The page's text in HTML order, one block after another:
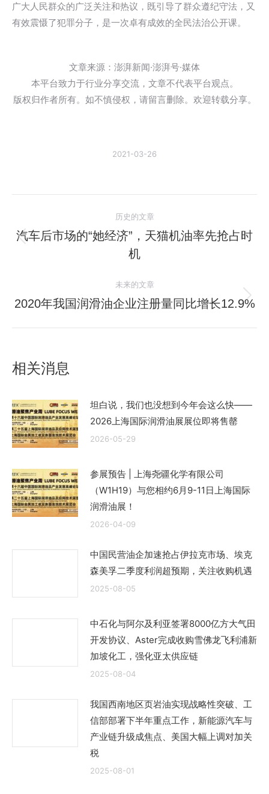
广大人民群众的广泛关注和热议，既引导了群众遵纪守法，又
有效震慑了犯罪分子，是一次卓有成效的全民法治公开课。
文章来源：澎湃新闻·澎湃号·媒体
本平台致力于行业分享交流，文章不代表平台观点。
版权归作者所有。如不慎侵权，请留言删除。欢迎转载分享。
2021-03-26
章
历史的文章
历
史
章：
汽车后市场的“她经济”，天猫机油率先抢占时
机
未来的文章
未
2020年我国润滑油企业注册量同比增长12.9%
相关消息
坦白说，我们也没想到今年会这么快——
2026上海国际润滑油展展位即将售罄
2026-05-29
参展预告 | 上海尧疆化学有限公司
（W1H19）与您相约6月9-11日上海国际
润滑油展！
2026-04-09
中国民营油企加速抢占伊拉克市场、埃克
森美孚二季度利润超预期，关注收购机遇
2025-08-05
中石化与阿尔及利亚签署8000亿方大气田
开发协议、Aster完成收购雪佛龙飞利浦新
加坡化工，强化亚太供应链
2025-08-04
我国西南地区页岩油实现战略性突破、工
信部部署下半年重点工作，新能源汽车与
产业链升级成焦点、美国大幅上调对加关
税
2025-08-01